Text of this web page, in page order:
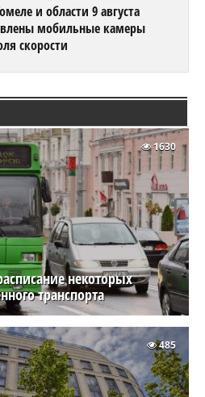
и области 9 августа
мобильные камеры
скорости
некоторых
транспорта
1630
485